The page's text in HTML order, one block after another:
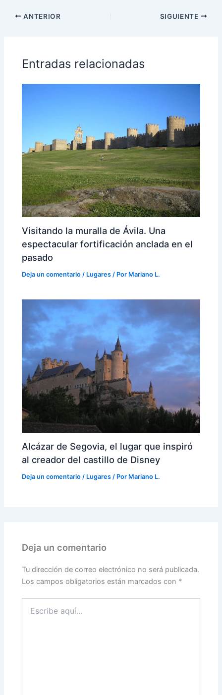
ANTERIOR SIGUIENTE
Entradas relacionadas
Visitando la muralla de Ávila. Una
espectacular fortificación anclada en el
pasado
Deja un comentario / Lugares / Por Mariano L.
Alcázar de Segovia, el lugar que inspiró
al creador del castillo de Disney
Deja un comentario / Lugares / Por Mariano L.
Deja un comentario
Tu dirección de correo electrónico no será publicada.
Los campos obligatorios están marcados con *
aquí...